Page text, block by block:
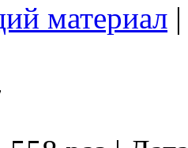
материал